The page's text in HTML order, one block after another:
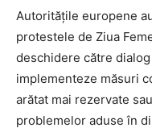
Autoritățile europene
protestele de Ziua
deschidere către
implementeze măsuri
arătat mai rezervate
problemelor aduse în